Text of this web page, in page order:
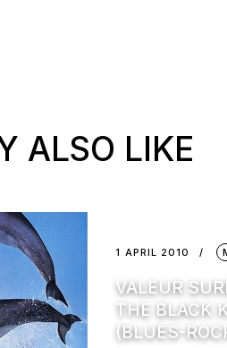
ALSO LIKE
1 APRIL 2010
VALEUR
THE BLACK
(BLUES-